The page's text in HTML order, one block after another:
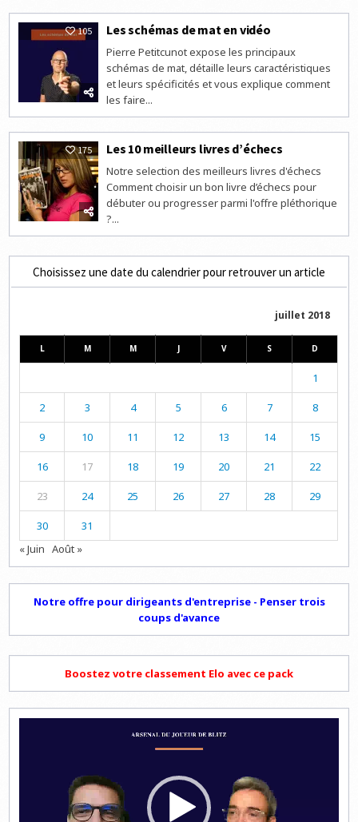
105 Les schémas de mat en vidéo
Pierre Petitcunot expose les principaux
schémas de mat, détaille leurs caractéristiques
et leurs spécificités et vous explique comment
les faire...
175 Les 10 meilleurs livres d’échecs
Notre selection des meilleurs livres d'échecs
Comment choisir un bon livre d’échecs pour
débuter ou progresser parmi l'offre pléthorique
?...
Choisissez une date du calendrier pour retrouver un article
juillet 2018
L M M J V S D
1
2 3 4 5 6 7 8
9 10 11 12 13 14 15
16 17 18 19 20 21 22
23 24 25 26 27 28 29
30
31
« Juin Août »
Notre offre pour dirigeants d'entreprise - Penser trois
coups d'avance
Boostez votre classement Elo avec ce pack